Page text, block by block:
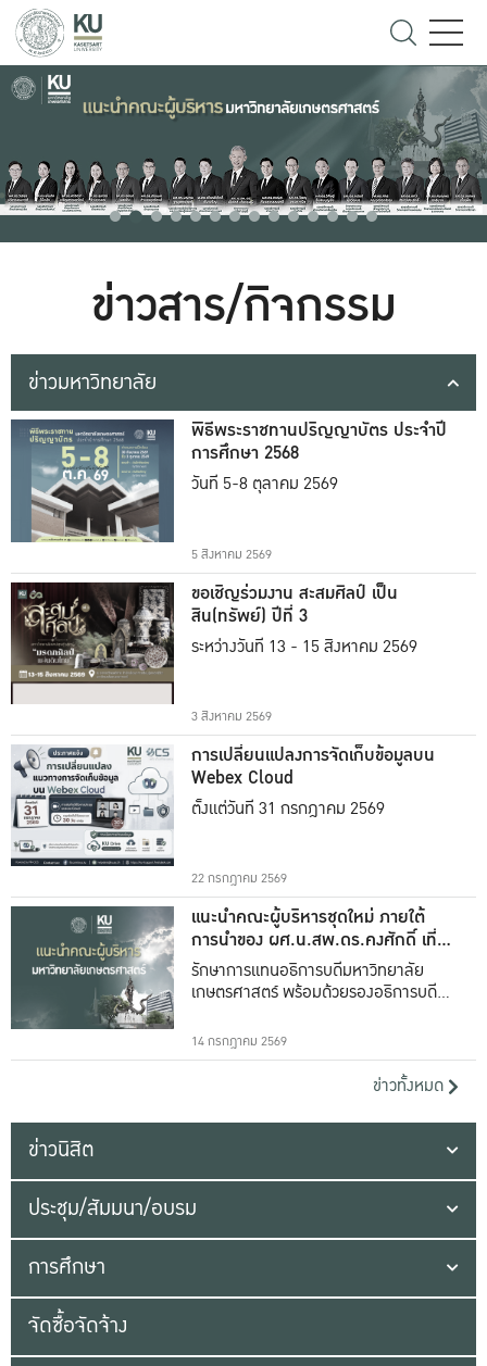
ข่าวสาร/กิจกรรม
ข่าวมหาวิทยาลัย
พิธีพระราชทานปริญญาบัตร ประจำปี
การศึกษา 2568
วันที่ 5-8 ตุลาคม 2569
5 สิงหาคม 2569
ขอเชิญร่วมงาน สะสมศิลป์ เป็น
สิน(ทรัพย์) ปีที่ 3
ระหว่างวันที่ 13 - 15 สิงหาคม 2569
3 สิงหาคม 2569
การเปลี่ยนแปลงการจัดเก็บข้อมูลบน
Webex Cloud
ตั้งแต่วันที่ 31 กรกฎาคม 2569
22 กรกฎาคม 2569
แนะนำคณะผู้บริหารชุดใหม่ ภายใต้
การนำของ ผศ.น.สพ.ดร.คงศักดิ์ เที่ยง
ธรรม
รักษาการแทนอธิการบดีมหาวิทยาลัย
เกษตรศาสตร์ พร้อมด้วยรองอธิการบดีทั้ง
14 กรกฎาคม 2569
ข่าวทั้งหมด
ข่าวนิสิต
ประชุม/สัมมนา/อบรม
การศึกษา
จัดซื้อจัดจ้าง